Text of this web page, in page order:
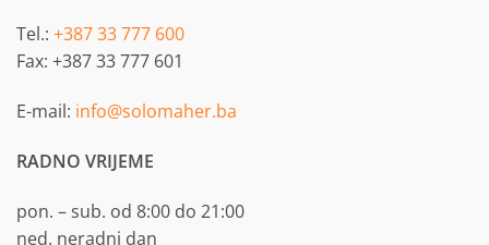
Tel.: +387 33 777 600
Fax: +387 33 777 601
E-mail: info@solomaher.ba
RADNO VRIJEME
pon. – sub. od 8:00 do 21:00
ned. neradni dan